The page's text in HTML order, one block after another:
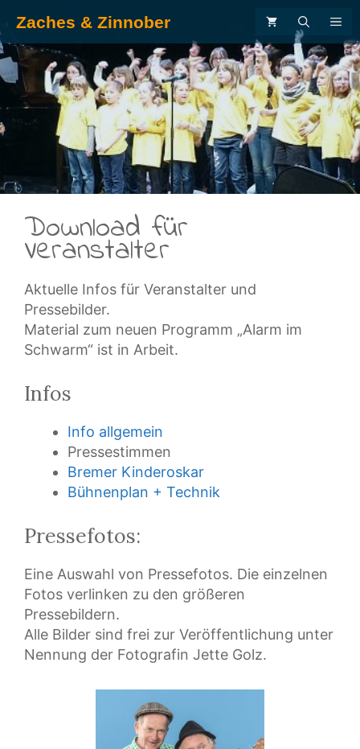
Inhalt
springen
Zaches & Zinnober
.
Download für
Veranstalter
Aktuelle Infos für Veranstalter und
Pressebilder.
Material zum neuen Programm „Alarm im
Schwarm“ ist in Arbeit.
Infos
Info allgemein
Pressestimmen
Bremer Kinderoskar
Bühnenplan + Technik
Pressefotos:
Eine Auswahl von Pressefotos. Die einzelnen
Fotos verlinken zu den größeren
Pressebildern.
Alle Bilder sind frei zur Veröffentlichung unter
Nennung der Fotografin Jette Golz.